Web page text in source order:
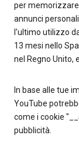
per
annunci
l'ultimo utilizzo
13 mesi nello
nel Regno Unito,
In base alle tue
YouTube
come i cookie
pubblicità.